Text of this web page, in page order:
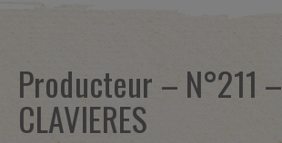
Producteur – N°211 –
CLAVIERES